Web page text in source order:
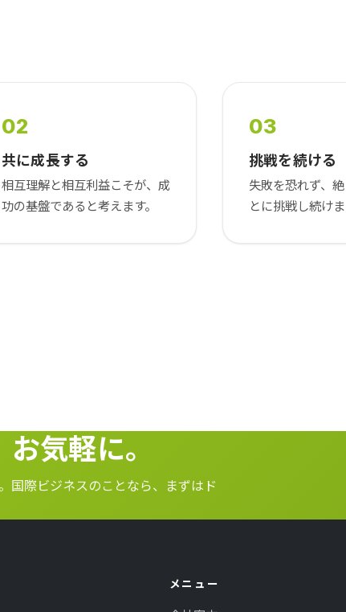
02
共に成長する
相互理解と相互利益こそが、成
功の基盤であると考えます。
03
挑戦を続ける
失敗を恐れず、
とに挑戦し続けま
気軽に。
国際ビジネスのことなら、まずはド
メニュー